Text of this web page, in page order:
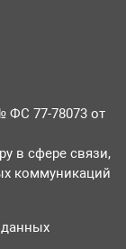
ФС 77-78073 от
в сфере связи,
коммуникаций